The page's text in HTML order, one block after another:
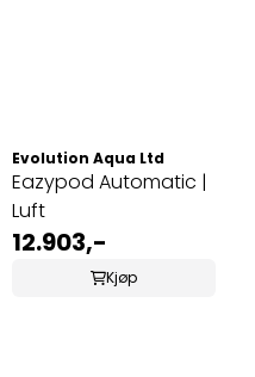
Evolution Aqua Ltd
Eazypod Automatic |
Luft
12.903,-
Kjøp